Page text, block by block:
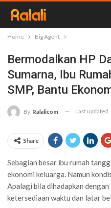
Home Big Agent
Bermodalkan HP
Sumarna, Ibu
SMP, Bantu
By Ralalicom Last updated
Share
Sebagian besar ibu rumah
ekonomi keluarga. Namun
Apalagi bila dihadapkan
ketersediaan waktu dan latar